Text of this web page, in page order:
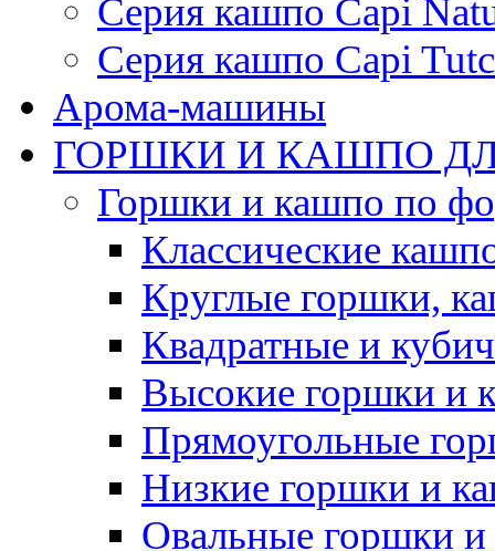
Серия кашпо Capi
Серия кашпо Capi
Арома-машины
ГОРШКИ И КАШПО
Горшки и кашпо по
Классические
Круглые горшки,
Квадратные и
Высокие горшки и
Прямоугольные
Низкие горшки и
Овальные горшки